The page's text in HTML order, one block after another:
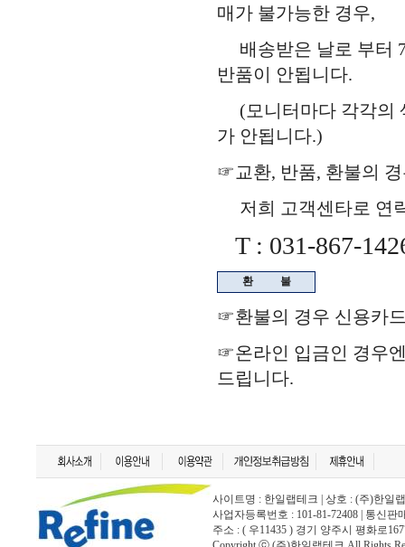
매가 불가능한 경우,
배송받은 날로 부터
반품이 안됩니다.
(모니터마다 각각의
가 안됩니다.)
☞교환, 반품, 환불의
저희 고객센타로 연
T : 031-867-
환 불
☞환불의 경우 신용카
☞온라인 입금인 경우
드립니다.
사이트명 : 한일랩테크 | 상호 : (주)한일
사업자등록번호 : 101-81-72408 | 통신
주소 : ( 우11435 ) 경기 양주시 평화로